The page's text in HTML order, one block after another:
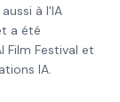
à l'IA
a été
Film Festival et
IA.